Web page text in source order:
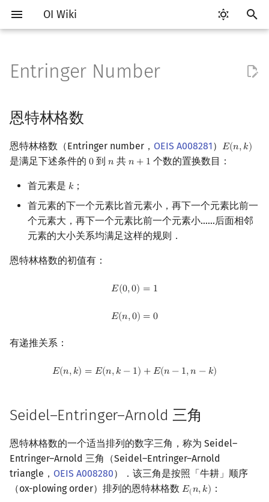
OI Wiki
始
搜
Getting Started
关于本项目
如何参与
OI Wiki 不是什么
格式手册
数学符号表
F.A.Q.
比赛相关简介
赛事
OI 赛事与赛制
题型
题型概述
学习路线
学习资源
读入、输出优化
常见错误
常见技巧
出题
工具软件简介
代码编辑工具
Vim
VS Code
Eclipse
Notepad++
Dev-C++
CLion
Xcode
GUIDE
Sublime Text
CP Editor
Code::Blocks
评测工具
评测工具简介
Cena
Lemon
命令行
命令行编译与调试
编译器
WSL (Windows 10)
Testlib 简介
Generator
Validator
Interactor
Checker
Polygon
LaTeX 入门
语言基础简介
C++ 基础
Hello, World!
变量
流程控制语句
高级数据类型
文件操作
C++ 标准库
C++ 标准库简介
STL 算法
string
pair
C++ 进阶
类
值类别
重载运算符
引用
常量
Lambda 表达式
pb_ds
C++ 与其他常用语言的区别
Pascal 转 C++ 急救
Python 速成
算法基础简介
复杂度
复杂度简介
枚举
模拟
递归 & 分治
排序
排序简介
冒泡排序
插入排序
计数排序
基数排序
归并排序
堆排序
希尔排序
锦标赛排序
排序相关 STL
排序应用
倍增
搜索部分简介
DFS（搜索）
BFS（搜索）
双向搜索
启发式搜索
迭代加深搜索
Dancing Links
Alpha–Beta 剪枝
动态规划部分简介
动态规划基础
记忆化搜索
背包 DP
区间 DP
DAG 上的 DP
树形 DP
插头 DP
概率 DP
DP 套 DP
DP 优化
DP 优化简介
斜率优化
四边形不等式优化
Slope Trick 优化
WQS 二分
字符串部分简介
字符串基础
标准库
字符串匹配
字符串哈希
字典树 (Trie)
前缀函数与 KMP 算法
AC 自动机
后缀数组 (SA)
后缀数组简介
后缀自动机 (SAM)
后缀平衡树
广义后缀自动机
后缀树
数字系统简介
进位制
平衡三进制
格雷码
数论基础
模算术简介
素数
最大公约数
欧拉函数
分解质因数
裴蜀定理 & 一次不定方程
模逆元
线性同余方程
中国剩余定理
升幂引理
阶乘取模
卢卡斯定理
多项式与生成函数简介
代数基本定理
快速傅里叶变换
快速数论变换
快速沃尔什变换
Chirp Z 变换
多项式牛顿迭代
多项式多点求值|快速插值
常系数齐次线性递推
多项式平移|连续点值平移
符号化方法
Lagrange 反演
形式幂级数复合|复合逆
普通生成函数
恩特林格数
Seidel–Entringer–Arnold 三
角
zigzag 置换
交替置换与 zigzag 数
恩特林格数与 zigzag 数的关
参考资料与链接
线性代数简介
向量
内积和外积
矩阵
初等变换
行列式
线性空间
特征多项式
Jordan标准型
线性规划基础
单纯形法
基本概念
群论
环论
域论
Schreier–Sims 算法
基本概念
条件概率与独立性
随机变量
随机变量的数字特征
概率不等式
博弈论简介
公平组合游戏
零和游戏
非公平组合游戏
插值
数值积分
高斯消元
牛顿迭代法
数据结构部分简介
栈
队列
链表
哈希表
并查集
并查集
堆
堆简介
配对堆
分块思想
块状链表
Sqrt Tree
单调队列
树状数组
线段树
线段树基础
李超线段树
区间最值操作 & 区间历史
值
Kinetic Tournament Tree
划分树
二叉搜索树 & 平衡树
二叉搜索树 & 平衡树
Splay 树
替罪羊树
笛卡尔树
AVL 树
红黑树
AA 树
可持久化数据结构简介
可持久化块状数组
可持久化平衡树
可持久化字典树
可持久化可并堆
线段树套线段树
线段树套平衡树
树状数组套权值线段树
分块套树状数组
Link Cut Tree
Euler Tour Tree
图论部分简介
图论相关概念
图的存储
DFS（图论）
BFS（图论）
树上问题
树基础
树的中心
树的重心
最近公共祖先
树链剖分
虚树
树分治
AHU 算法
树哈希
树上随机游走
有向无环图
最短路
k 短路
同余最短路
生成树问题
最小生成树
最小直径生成树
连通性相关
强连通分量
割点和桥
点/边连通度
环计数问题
最小环
网络流简介
最小割
上下界网络流
Stoer–Wagner 算法
图匹配
二分图最大权匹配
一般图最大匹配
一般图最大权匹配
稳定匹配
计算几何部分简介
二维计算几何基础
三维计算几何基础
距离
Pick 定理
三角剖分
凸包
半平面交
平面最近点对
随机增量法
反演变换
计算几何杂项
杂项简介
离散化
双指针
离线算法
离线算法简介
整体二分
莫队算法
分数规划
随机化
随机函数
爬山算法
模拟退火
悬线法
字节顺序
约瑟夫问题
表达式求值
在一台机器上规划任务
主元素问题
Garsia–Wachs 算法
RMQ
并查集应用
括号序列
线段树与离线询问
Entringer Number
恩特林格数
恩特林格数（Entringer number， OEIS A008281） 𝐸(𝑛,𝑘)
E(n,k )
是满足下述条件的 0
0 到 𝑛
n 共 𝑛 + 1
n+1 个数的置换数目：
首元素是 𝑘
k ；
首元素的下一个元素比首元素小，再下一个元素比前一
个元素大，再下一个元素比前一个元素小……后面相邻
元素的大小关系均满足这样的规则．
恩特林格数的初值有：
𝐸(0,0) = 1
E(0 ,0 =1
𝐸(𝑛,0) = 0
E(n ,0) =0
有递推关系：
𝐸(𝑛,𝑘) = 𝐸(𝑛,𝑘 − 1) +𝐸(𝑛 − 1,𝑛 − 𝑘)
E(n k)=E (n ,k−1 ) +E n−1, n− k
Seidel–Entringer–Arnold 三角
恩特林格数的一个适当排列的数字三角，称为 Seidel–
Entringer–Arnold 三角（Seidel–Entringer–Arnold
triangle， OEIS A008280）．该三角是按照「牛耕」顺序
（ox-plowing order）排列的恩特林格数 𝐸(𝑛,𝑘)
E(n,k ) ：